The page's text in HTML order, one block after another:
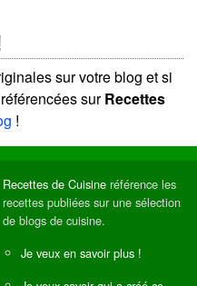
sur votre blog et si
surRecettes
!
Recettes de Cuisine référence les
recettes publiées sur une sélection
de blogs de cuisine.
Je veux en savoir plus !